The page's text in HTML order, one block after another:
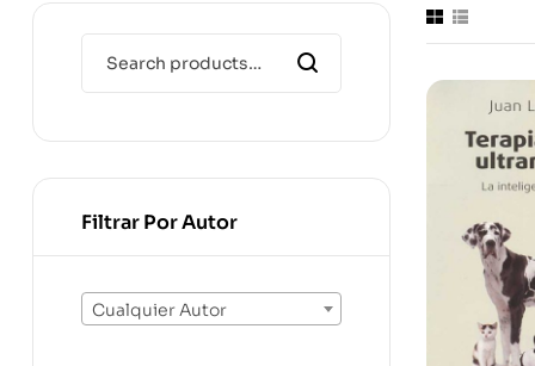
Filtrar Por Autor
Cualquier Autor